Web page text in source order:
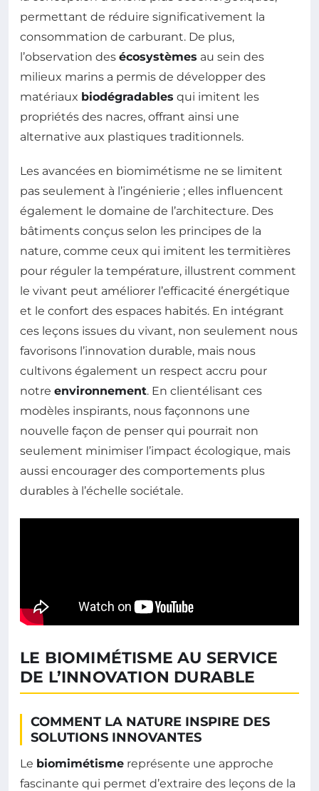
permettant de réduire significativement la
consommation de carburant. De plus,
l’observation des écosystèmes au sein des
milieux marins a permis de développer des
matériaux biodégradables qui imitent les
propriétés des nacres, offrant ainsi une
alternative aux plastiques traditionnels.
Les avancées en biomimétisme ne se limitent
pas seulement à l’ingénierie ; elles influencent
également le domaine de l’architecture. Des
bâtiments conçus selon les principes de la
nature, comme ceux qui imitent les termitières
pour réguler la température, illustrent comment
le vivant peut améliorer l’efficacité énergétique
et le confort des espaces habités. En intégrant
ces leçons issues du vivant, non seulement nous
favorisons l’innovation durable, mais nous
cultivons également un respect accru pour
notre environnement. En clientélisant ces
modèles inspirants, nous façonnons une
nouvelle façon de penser qui pourrait non
seulement minimiser l’impact écologique, mais
aussi encourager des comportements plus
durables à l’échelle sociétale.
LE BIOMIMÉTISME AU SERVICE
DE L’INNOVATION DURABLE
COMMENT LA NATURE INSPIRE DES
SOLUTIONS INNOVANTES
Le biomimétisme représente une approche
fascinante qui permet d’extraire des leçons de la